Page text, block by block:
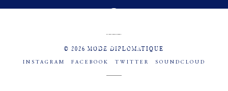
© 2026 MODE DIPLOMATIQUE
INSTAGRAM FACEBOOK TWITTER SOUNDCLOUD